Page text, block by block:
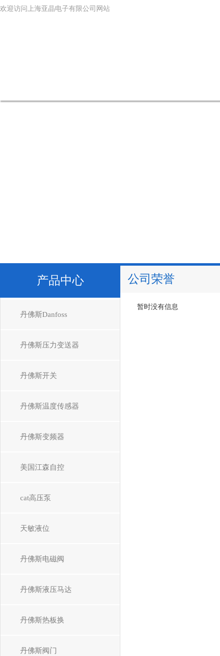
欢迎访问上海亚晶电子有限公司网站
产品中心
丹佛斯Danfoss
丹佛斯压力变送器
丹佛斯开关
丹佛斯温度传感器
丹佛斯变频器
美国江森自控
cat高压泵
天敏液位
丹佛斯电磁阀
丹佛斯液压马达
丹佛斯热板换
丹佛斯阀门
公司荣誉
暂时没有信息